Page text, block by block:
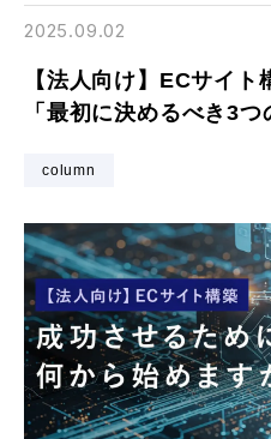
2025.09.02
【法人向け】ECサイト
「最初に決めるべき3
column